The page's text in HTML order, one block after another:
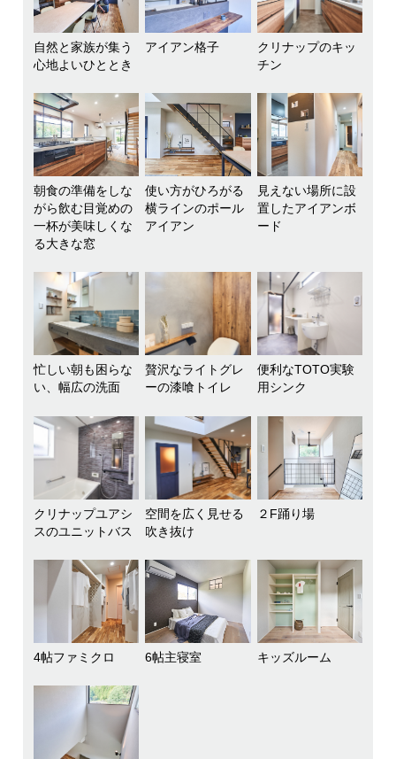
自然と家族が集う
心地よいひととき
アイアン格子
クリナップのキッ
チン
朝食の準備をしな
がら飲む目覚めの
一杯が美味しくな
る大きな窓
使い方がひろがる
横ラインのポール
アイアン
見えない場所に設
置したアイアンボ
ード
忙しい朝も困らな
い、幅広の洗面
贅沢なライトグレ
ーの漆喰トイレ
便利なTOTO実験
用シンク
クリナップユアシ
スのユニットバス
空間を広く見せる
吹き抜け
２F踊り場
4帖ファミクロ 6帖主寝室 キッズルーム